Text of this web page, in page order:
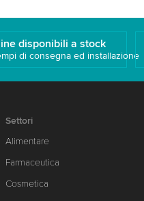
disponibili a stock
di consegna ed installazione
Settori
Alimentare
Farmaceutica
Cosmetica